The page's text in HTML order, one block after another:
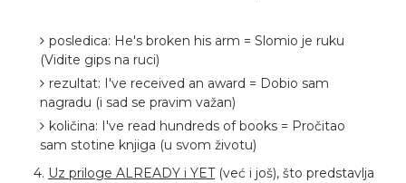
posledica: He's broken his arm = Slomio je ruku
(Vidite gips na ruci)
rezultat: I've received an award = Dobio sam
nagradu (i sad se pravim važan)
količina: I've read hundreds of books = Pročitao
sam stotine knjiga (u svom životu)
4. Uz priloge ALREADY i YET(već i još), što predstavlja